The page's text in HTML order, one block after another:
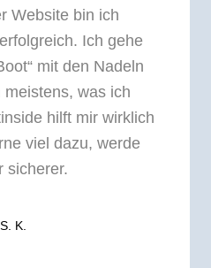
Website bin ich
Ich gehe
mit den Nadeln
meistens, was ich
hilft mir wirklich
viel dazu, werde
sicherer.
S. K.